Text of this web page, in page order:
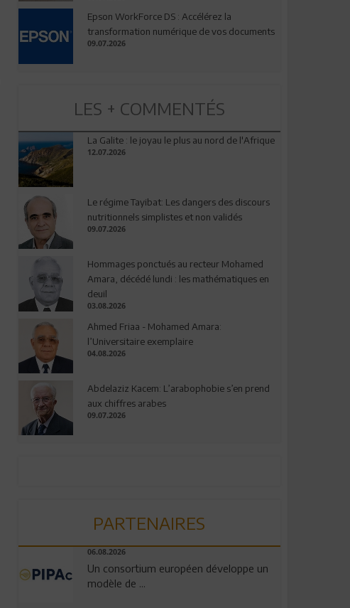
Epson WorkForce DS : Accélérez la
transformation numérique de vos documents
09.07.2026
LES + COMMENTÉS
La Galite : le joyau le plus au nord de l'Afrique
12.07.2026
Le régime Tayibat: Les dangers des discours
nutritionnels simplistes et non validés
09.07.2026
Hommages ponctués au recteur Mohamed
Amara, décédé lundi : les mathématiques en
deuil
03.08.2026
Ahmed Friaa - Mohamed Amara:
l’Universitaire exemplaire
04.08.2026
Abdelaziz Kacem: L’arabophobie s’en prend
aux chiffres arabes
09.07.2026
PARTENAIRES
06.08.2026
Un consortium européen développe un
modèle de ...